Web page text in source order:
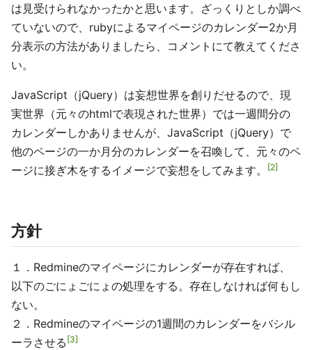
は見受けられなかったかと思います。ざっくりとしか調べ
ていないので、rubyによるマイページのカレンダー2か月
分表示の方法がありましたら、コメントにて教えてくださ
い。
JavaScript（jQuery）は妄想世界を創りだせるので、現
実世界（元々のhtmlで表現された世界）では一週間分の
カレンダーしかありませんが、JavaScript（jQuery）で
他のページの一か月分のカレンダーを召喚して、元々のペ
ージに接ぎ木をするイメージで妄想をしてみます。
2
方針
１．Redmineのマイページにカレンダーが存在すれば、
以下のごにょごにょの処理をする。存在しなければ何もし
ない。
２．Redmineのマイページの1週間のカレンダーをバシル
ーラさせる 3